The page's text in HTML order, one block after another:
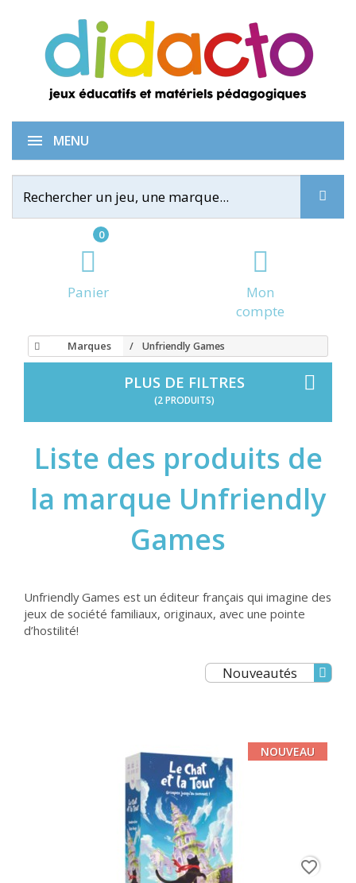
0
Panier
Mon
compte
MENU
Marques Unfriendly Games
PLUS DE FILTRES
(2 PRODUITS)
Liste des produits de
la marque Unfriendly
Games
Unfriendly Games est un éditeur français qui imagine des
jeux de société familiaux, originaux, avec une pointe
d’hostilité!
Nouveautés
NOUVEAU
favorite_border